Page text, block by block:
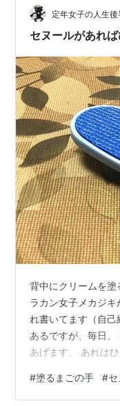
ど手の届かない場所
ポイントは、以下
定年女子の人生
セヌールがあれ
背中にクリームを
ラカン女子メカジ
れ書いてます（自
あるですが、毎日
あげます。 あれは
カジキ自身は湿布よ
はユースキンを手
#塗るまごの手 #